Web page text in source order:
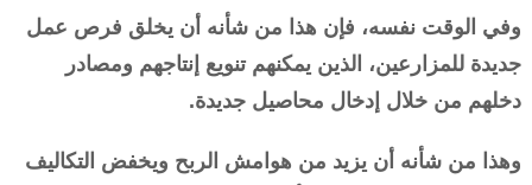
وفي الوقت نفسه، فإن هذا من شأنه أن يخلق فرص عمل
جديدة للمزارعين، الذين يمكنهم تنويع إنتاجهم ومصادر
دخلهم من خلال إدخال محاصيل جديدة.
وهذا من شأنه أن يزيد من هوامش الربح ويخفض التكاليف